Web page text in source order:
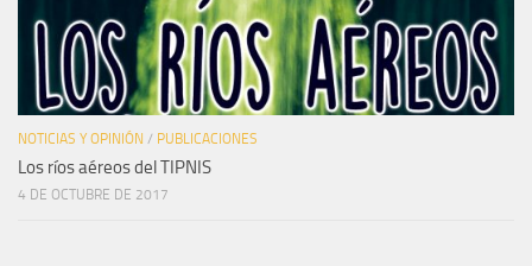
NOTICIAS Y OPINIÓN / PUBLICACIONES
Los ríos aéreos del TIPNIS
4 DE OCTUBRE DE 2017